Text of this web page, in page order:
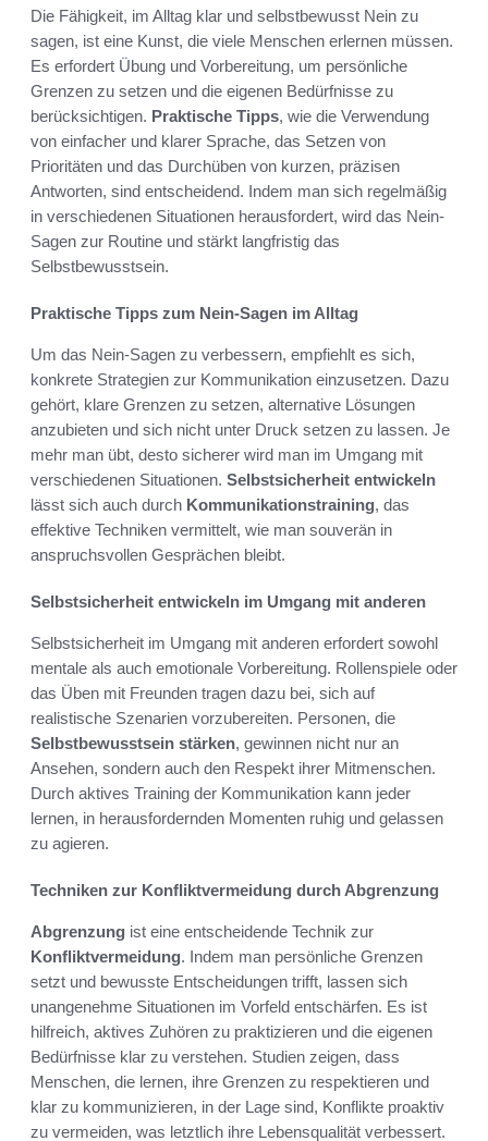
Die Fähigkeit, im Alltag klar und selbstbewusst Nein zu
sagen, ist eine Kunst, die viele Menschen erlernen müssen.
Es erfordert Übung und Vorbereitung, um persönliche
Grenzen zu setzen und die eigenen Bedürfnisse zu
berücksichtigen. Praktische Tipps, wie die Verwendung
von einfacher und klarer Sprache, das Setzen von
Prioritäten und das Durchüben von kurzen, präzisen
Antworten, sind entscheidend. Indem man sich regelmäßig
in verschiedenen Situationen herausfordert, wird das Nein-
Sagen zur Routine und stärkt langfristig das
Selbstbewusstsein.
Praktische Tipps zum Nein-Sagen im Alltag
Um das Nein-Sagen zu verbessern, empfiehlt es sich,
konkrete Strategien zur Kommunikation einzusetzen. Dazu
gehört, klare Grenzen zu setzen, alternative Lösungen
anzubieten und sich nicht unter Druck setzen zu lassen. Je
mehr man übt, desto sicherer wird man im Umgang mit
verschiedenen Situationen. Selbstsicherheit entwickeln
lässt sich auch durch Kommunikationstraining, das
effektive Techniken vermittelt, wie man souverän in
anspruchsvollen Gesprächen bleibt.
Selbstsicherheit entwickeln im Umgang mit anderen
Selbstsicherheit im Umgang mit anderen erfordert sowohl
mentale als auch emotionale Vorbereitung. Rollenspiele oder
das Üben mit Freunden tragen dazu bei, sich auf
realistische Szenarien vorzubereiten. Personen, die
Selbstbewusstsein stärken, gewinnen nicht nur an
Ansehen, sondern auch den Respekt ihrer Mitmenschen.
Durch aktives Training der Kommunikation kann jeder
lernen, in herausfordernden Momenten ruhig und gelassen
zu agieren.
Techniken zur Konfliktvermeidung durch Abgrenzung
Abgrenzung ist eine entscheidende Technik zur
Konfliktvermeidung. Indem man persönliche Grenzen
setzt und bewusste Entscheidungen trifft, lassen sich
unangenehme Situationen im Vorfeld entschärfen. Es ist
hilfreich, aktives Zuhören zu praktizieren und die eigenen
Bedürfnisse klar zu verstehen. Studien zeigen, dass
Menschen, die lernen, ihre Grenzen zu respektieren und
klar zu kommunizieren, in der Lage sind, Konflikte proaktiv
zu vermeiden, was letztlich ihre Lebensqualität verbessert.